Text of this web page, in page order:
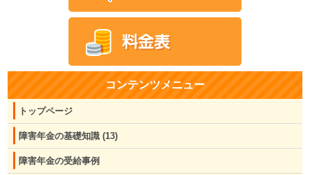
コンテンツメニュー
トップページ
障害年金の基礎知識 (13)
障害年金の受給事例